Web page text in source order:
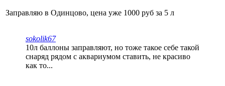
Заправляю в Одинцово, цена уже 1000 руб за 5 л
sokolik67
10л баллоны заправляют, но тоже такое себе такой
снаряд рядом с аквариумом ставить, не красиво
как то...